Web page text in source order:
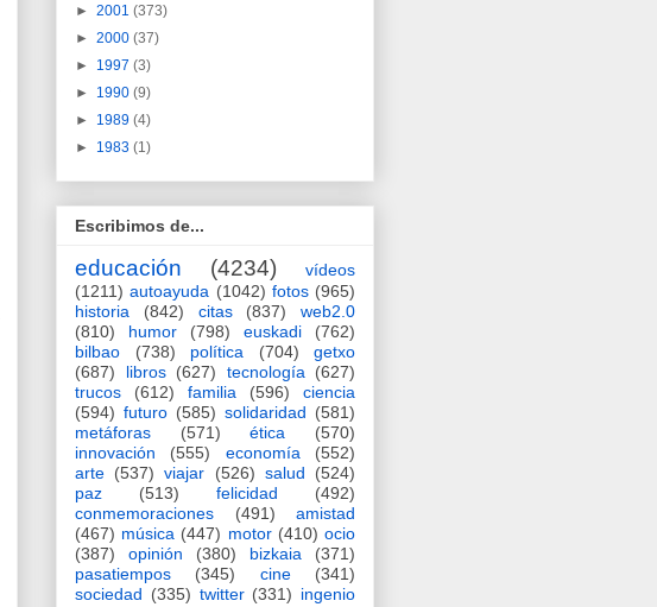
► 2001 (373)
► 2000 (37)
► 1997 (3)
► 1990 (9)
► 1989 (4)
► 1983 (1)
Escribimos de...
educación (4234)
vídeos
(1211) autoayuda (1042) fotos (965)
historia
(842) citas (837)
web2.0
(810)
humor (798) euskadi
(762)
bilbao
(738) política (704)
getxo
(687)
libros (627) tecnología
(627)
trucos
(612) familia (596)
ciencia
(594) futuro (585) solidaridad (581)
metáforas
(571) ética
(570)
innovación
(555) economía
(552)
arte (537) viajar (526) salud
(524)
paz
(513) felicidad
(492)
conmemoraciones
(491)
amistad
(467) música (447) motor (410) ocio
(387)
opinión (380) bizkaia
(371)
pasatiempos
(345) cine
(341)
sociedad (335) twitter (331) ingenio